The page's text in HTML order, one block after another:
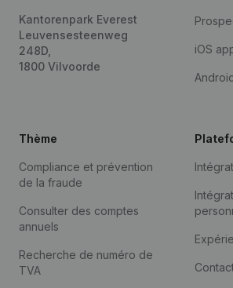
Kantorenpark Everest
Leuvensesteenweg
248D,
1800 Vilvoorde
iOS
Thème
Compliance et prévention
de la fraude
Consulter des comptes
annuels
Recherche de numéro de
TVA